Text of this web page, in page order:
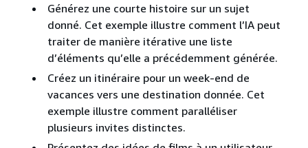
Générez une courte histoire sur un sujet
donné. Cet exemple illustre comment l’IA peut
traiter de manière itérative une liste
d’éléments qu’elle a précédemment générée.
Créez un itinéraire pour un week-end de
vacances vers une destination donnée. Cet
exemple illustre comment paralléliser
plusieurs invites distinctes.